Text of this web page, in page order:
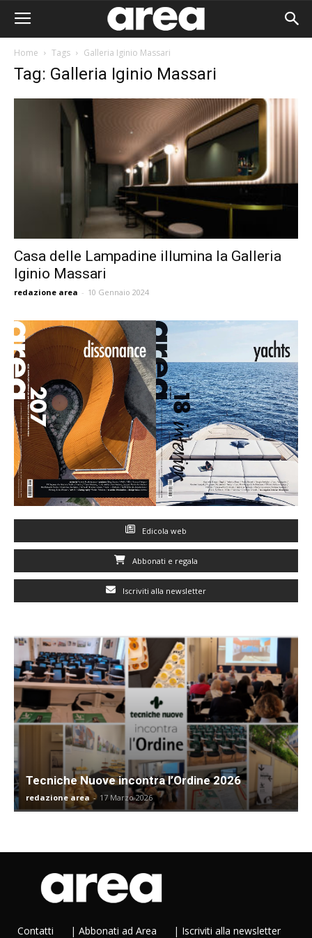
Home Tags Galleria Iginio Massari
Tag: Galleria Iginio Massari
Casa delle Lampadine illumina la Galleria
Iginio Massari
redazione area - 10 Gennaio 2024
Edicola web
Abbonati e regala
Iscriviti alla newsletter
Tecniche Nuove incontra l’Ordine 2026
redazione area - 17 Marzo 2026
Contatti | Abbonati ad Area | Iscriviti alla newsletter